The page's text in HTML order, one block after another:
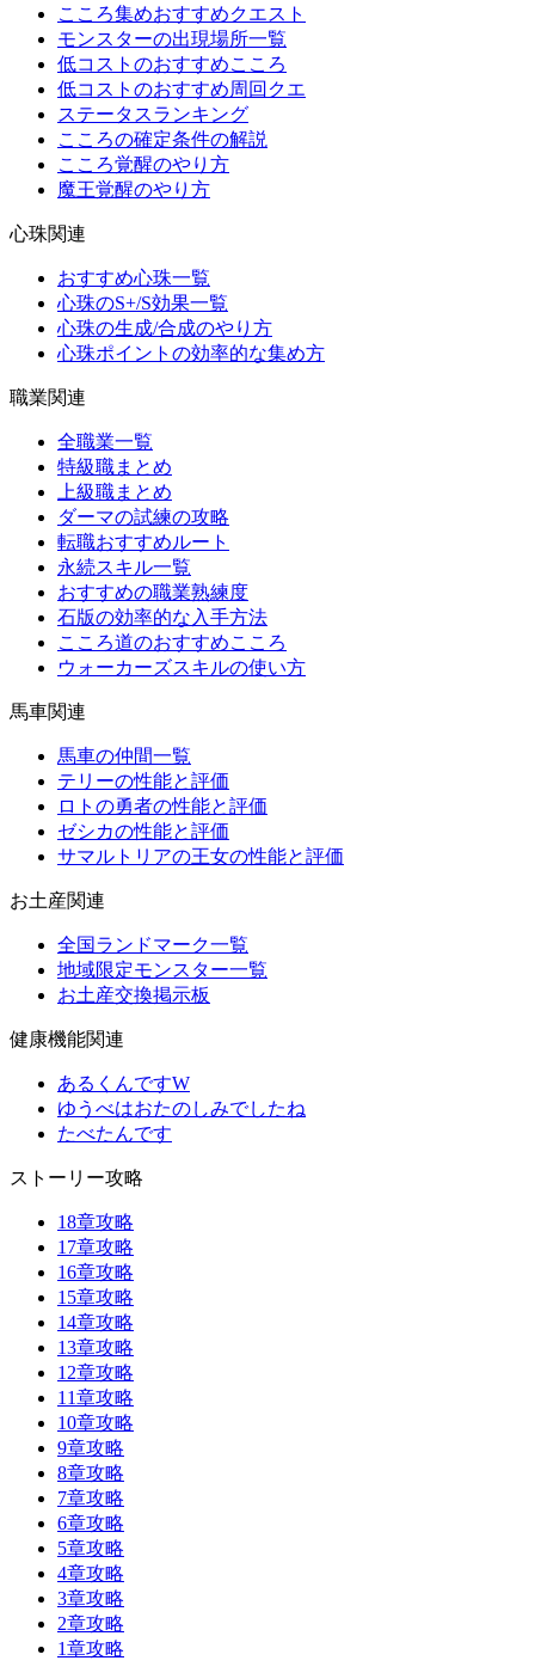
こころ集めおすすめクエスト
モンスターの出現場所一覧
低コストのおすすめこころ
低コストのおすすめ周回クエ
ステータスランキング
こころの確定条件の解説
こころ覚醒のやり方
魔王覚醒のやり方
心珠関連
おすすめ心珠一覧
心珠のS+/S効果一覧
心珠の生成/合成のやり方
心珠ポイントの効率的な集め方
職業関連
全職業一覧
特級職まとめ
上級職まとめ
ダーマの試練の攻略
転職おすすめルート
永続スキル一覧
おすすめの職業熟練度
石版の効率的な入手方法
こころ道のおすすめこころ
ウォーカーズスキルの使い方
馬車関連
馬車の仲間一覧
テリーの性能と評価
ロトの勇者の性能と評価
ゼシカの性能と評価
サマルトリアの王女の性能と評価
お土産関連
全国ランドマーク一覧
地域限定モンスター一覧
お土産交換掲示板
健康機能関連
あるくんですW
ゆうべはおたのしみでしたね
たべたんです
ストーリー攻略
18章攻略
17章攻略
16章攻略
15章攻略
14章攻略
13章攻略
12章攻略
11章攻略
10章攻略
9章攻略
8章攻略
7章攻略
6章攻略
5章攻略
4章攻略
3章攻略
2章攻略
1章攻略